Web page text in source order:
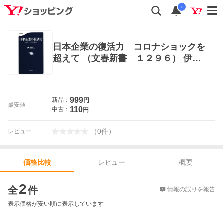
i
日本企業の復活力 コロナショックを
超えて （文春新書 １２９６） 伊丹
最安値
新品： 999円
中古： 110円
レビュー （0件）
価格比較 レビュー
概要
全2件 情報の誤りを報告
表示価格が安い順に表示しています